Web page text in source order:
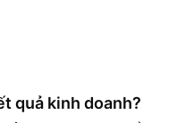
quả kinh doanh?